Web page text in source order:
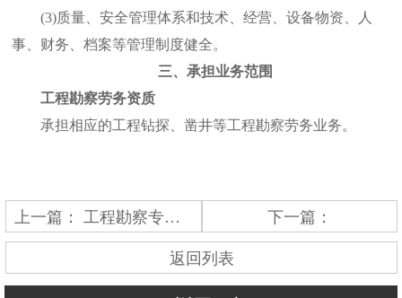
(3)质量、安全管理体系和技术、经营、设备物资、人
事、财务、档案等管理制度健全。
三、承担业务范围
工程勘察劳务资质
承担相应的工程钻探、凿井等工程勘察劳务业务。
上一篇： 工程勘察专业资质 下一篇：
返回列表